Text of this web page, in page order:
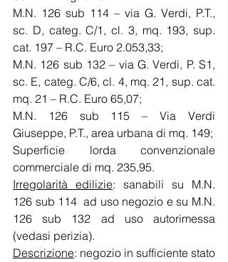
M.N. 126 sub 114 – via G. Verdi, P.T.,
sc. D, categ. C/1, cl. 3, mq. 193, sup.
cat. 197 – R.C. Euro 2.053,33;
M.N. 126 sub 132 – via G. Verdi, P. S1,
sc. E, categ. C/6, cl. 4, mq. 21, sup. cat.
mq. 21 – R.C. Euro 65,07;
M.N. 126 sub 115 – Via Verdi
Giuseppe, P.T., area urbana di mq. 149;
Superficie lorda convenzionale
commerciale di mq. 235,95.
Irregolarità edilizie: sanabili su M.N.
126 sub 114  ad uso negozio e su M.N.
126 sub 132 ad uso autorimessa
(vedasi perizia).
Descrizione: negozio in sufficiente stato